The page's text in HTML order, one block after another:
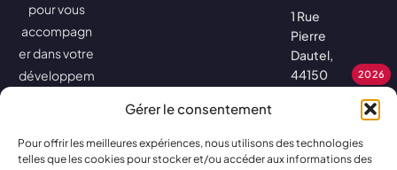
Gérer le consentement
Pour offrir les meilleures expériences, nous utilisons des technologies
telles que les cookies pour stocker et/ou accéder aux informations des
pour vous
accompagn
er dans votre
développem
1 Rue
Pierre
Dautel,
44150
2026
8h30 à